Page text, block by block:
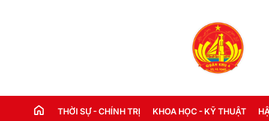
THỜI SỰ - CHÍNH TRỊ KHOA HỌC - KỸ THUẬT